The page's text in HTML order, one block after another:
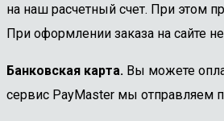
на наш расчетный счет. При этом
При оформлении заказа на сайте
Банковская карта. Вы можете
сервис PayMaster мы отправляем